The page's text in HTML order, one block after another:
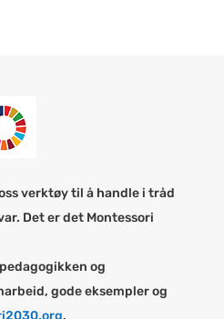
verktøy til å handle i tråd
Det er det Montessori
og
gode eksempler og
.